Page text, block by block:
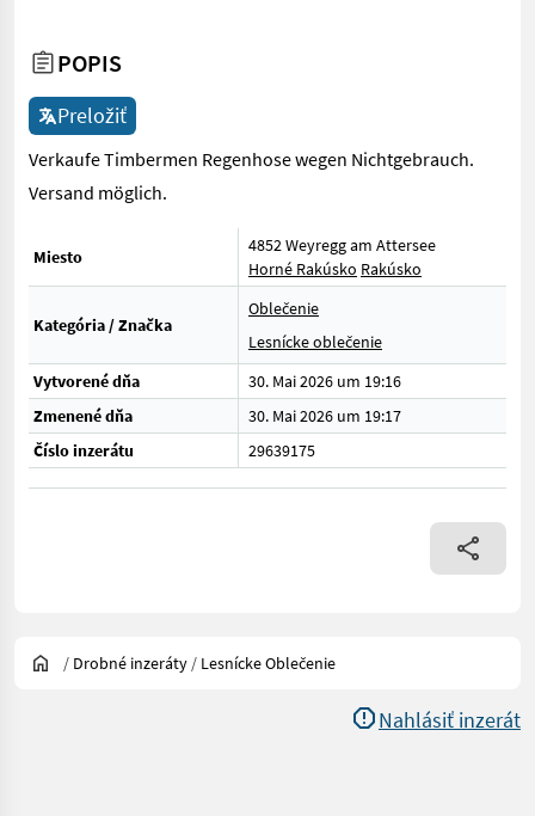
POPIS
Preložiť
Verkaufe Timbermen Regenhose wegen Nichtgebrauch.
Versand möglich.
Miesto
4852 Weyregg am Attersee
Horné Rakúsko Rakúsko
Kategória / Značka
Oblečenie
Lesnícke oblečenie
Vytvorené dňa
30. Mai 2026 um 19:16
Zmenené dňa
30. Mai 2026 um 19:17
Číslo inzerátu
29639175
/ Drobné inzeráty / Lesnícke Oblečenie
Nahlásiť inzerát